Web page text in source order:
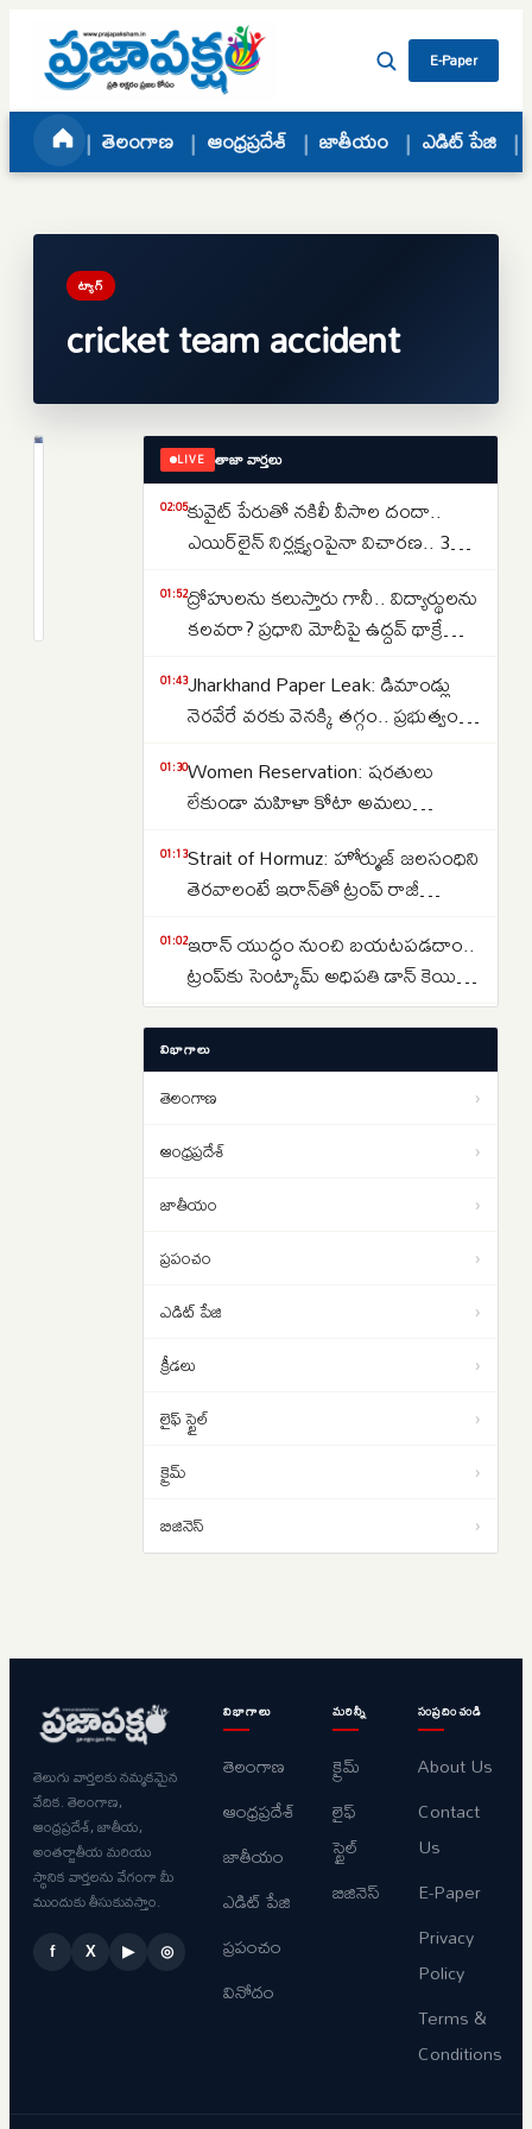
Skip to content
E-Paper
తెలంగాణ ఆంధ్రప్రదేశ్ జాతీయం ఎడిట్ పేజి
ట్యాగ్
cricket team accident
LIVE తాజా వార్తలు
02:05కువైట్ పేరుతో నకిలీ వీసాల దందా..
ఎయిర్‌లైన్ నిర్లక్ష్యంపైనా విచారణ.. 39
01:52ద్రోహులను కలుస్తారు గానీ.. విద్యార్థులను
కలవరా? ప్రధాని మోదీపై ఉద్ధవ్ థాక్రే
01:43Jharkhand Paper Leak: డిమాండ్లు
నెరవేరే వరకు వెనక్కి తగ్గం.. ప్రభుత్వంతో
01:30Women Reservation: షరతులు
లేకుండా మహిళా కోటా అమలు
01:13Strait of Hormuz: హోర్ముజ్ జలసంధిని
తెరవాలంటే ఇరాన్‌తో ట్రంప్ రాజీ
01:02ఇరాన్ యుద్ధం నుంచి బయటపడదాం..
ట్రంప్‌కు సెంట్కామ్ అధిపతి డాన్ కెయిన్
సలహా
00:4830 ఏళ్లుగా ఎవరెస్ట్‌ శిఖరంపైనే
మృతదేహం.. కుటుంబానికి
అప్పగించేందుకు భారత్ యత్నాలు
USA: బర్త్ టూరిజం అంటే ఏమిటి?
అమెరికాలో ట్రంప్ తీసుకొచ్చిన కొత్త
విభాగాలు
తెలంగాణ ›
ఆంధ్రప్రదేశ్ ›
జాతీయం ›
ప్రపంచం ›
ఎడిట్ పేజి ›
క్రీడలు ›
లైఫ్ స్టైల్ ›
క్రైమ్ ›
బిజినెస్ ›
తెలుగు వార్తలకు నమ్మకమైన
వేదిక. తెలంగాణ,
ఆంధ్రప్రదేశ్, జాతీయ,
అంతర్జాతీయ మరియు
స్థానిక వార్తలను వేగంగా మీ
ముందుకు తీసుకువస్తాం.
f X ▶ ◎
విభాగాలు
తెలంగాణ
ఆంధ్రప్రదేశ్
జాతీయం
ఎడిట్ పేజి
ప్రపంచం
వినోదం
మరిన్నీ
క్రైమ్
లైఫ్
స్టైల్
బిజినెస్
సంప్రదించండి
About Us
Contact
Us
E-Paper
Privacy
Policy
Terms &
Conditions